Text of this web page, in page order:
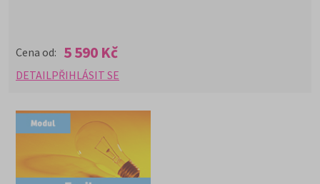
Cena od: 5 590 Kč
DETAIL PŘIHLÁSIT SE